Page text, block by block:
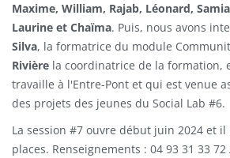
Maxime, William, Rajab, Léonard,
Laurine et Chaïma. Puis, nous avons
Silva, la formatrice du module
Rivière la coordinatrice de la formation,
travaille à l'Entre-Pont et qui est venue
des projets des jeunes du Social Lab #6.
La session #7 ouvre début juin 2024 et
places. Renseignements : 04 93 31 33 72